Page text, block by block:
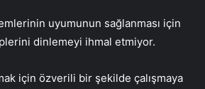
uyumunun sağlanması için
dinlemeyi ihmal etmiyor.
için özverili bir şekilde çalışmaya